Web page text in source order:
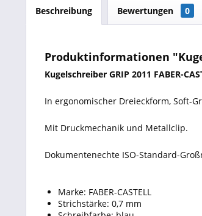
Beschreibung Bewertungen 0
Produktinformationen
Kugelschreiber GRIP 2011 FABER-
In ergonomischer Dreieckform, Soft-
Mit Druckmechanik und Metallclip.
Dokumentenechte ISO-Standard-
Marke: FABER-CASTELL
Strichstärke: 0,7 mm